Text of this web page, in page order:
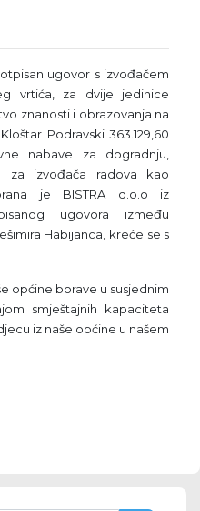
ugovor s izvođačem
vrtića, za dvije jedinice
znanosti i obrazovanja na
Podravski 363.129,60
nabave za dogradnju,
za izvođača radova kao
je BISTRA d.o.o iz
ugovora između
Habijanca, kreće se s
općine borave u susjednim
smještajnih kapaciteta
iz naše općine u našem